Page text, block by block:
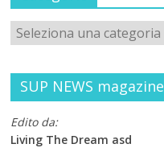
SUP NEWS magazine
Edito da:
Living The Dream asd